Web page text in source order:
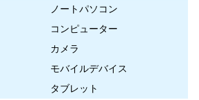
ノートパソコン
コンピューター
カメラ
モバイルデバイス
タブレット